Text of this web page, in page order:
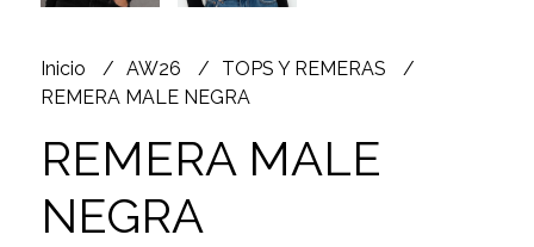
Inicio AW26
TOPS Y REMERAS
REMERA MALE NEGRA
REMERA MALE
NEGRA